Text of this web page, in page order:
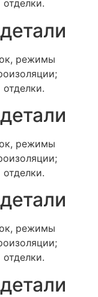
режимы
режимы
режимы